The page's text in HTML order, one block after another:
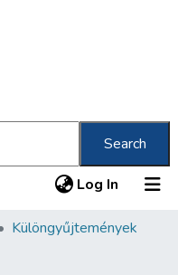
Search
Log In (current)
Különgyűjtemények